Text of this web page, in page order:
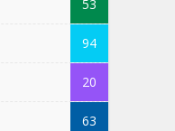
53
94
20
63